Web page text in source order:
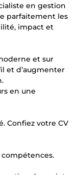
en gestion
parfaitement les
impact et
et sur
et d’augmenter
en une
Confiez votre CV
compétences.